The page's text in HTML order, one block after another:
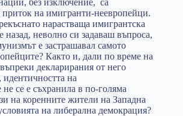
без изключение, са
на имигранти-неевропейци.
нарастваща имигрантска
назад, неволно си задаваш въпроса,
е застрашавал самото
Както и, дали по време на
декларирания от него
на
се е съхранила в по-голяма
на коренните жители на Западна
на либерална демокрация?